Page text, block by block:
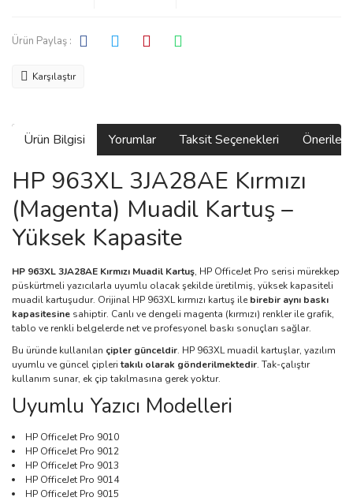
Ürün Paylaş :
Karşılaştır
Ürün Bilgisi Yorumlar Taksit Seçenekleri
HP 963XL 3JA28AE Kırmızı
(Magenta) Muadil Kartuş –
Yüksek Kapasite
HP 963XL 3JA28AE Kırmızı Muadil Kartuş, HP OfficeJet Pro serisi mürekkep
püskürtmeli yazıcılarla uyumlu olacak şekilde üretilmiş, yüksek kapasiteli
muadil kartuşudur. Orijinal HP 963XL kırmızı kartuş ile birebir aynı baskı
kapasitesine sahiptir. Canlı ve dengeli magenta (kırmızı) renkler ile grafik,
tablo ve renkli belgelerde net ve profesyonel baskı sonuçları sağlar.
Bu üründe kullanılan çipler günceldir. HP 963XL muadil kartuşlar, yazılım
uyumlu ve güncel çipleritakılı olarak gönderilmektedir. Tak-çalıştır
kullanım sunar, ek çip takılmasına gerek yoktur.
Uyumlu Yazıcı Modelleri
HP OfficeJet Pro 9010
HP OfficeJet Pro 9012
HP OfficeJet Pro 9013
HP OfficeJet Pro 9014
HP OfficeJet Pro 9015